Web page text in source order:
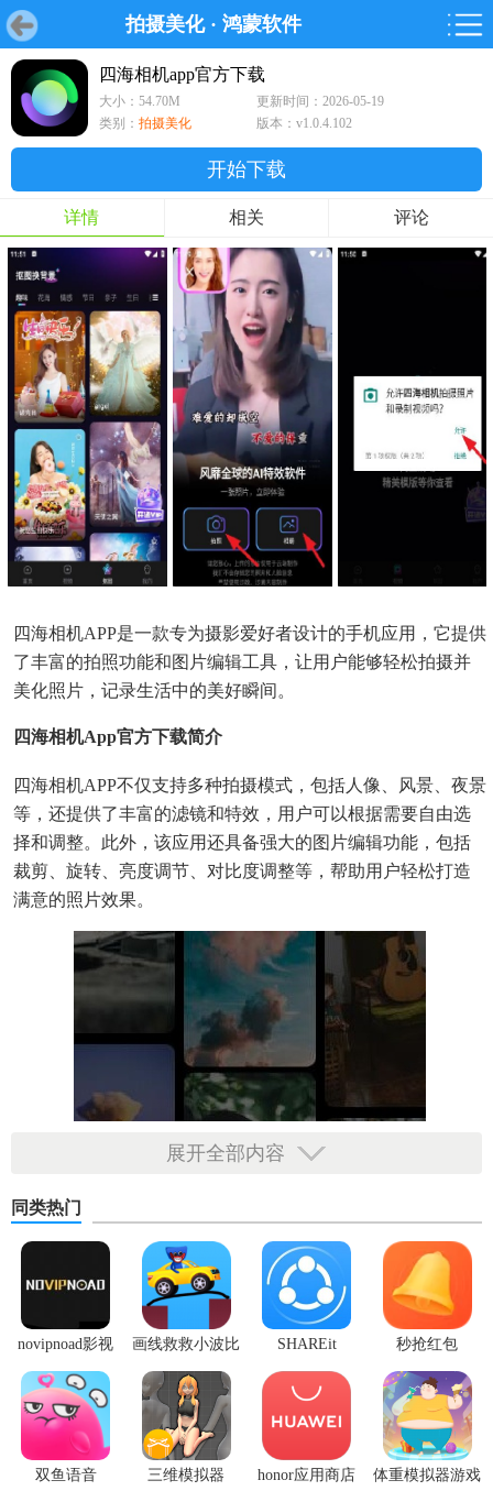
拍摄美化· 鸿蒙软件
首页 游戏 软件 鸿蒙游戏
首页 游戏 软件 鸿蒙
游戏
鸿蒙
软件
专题
四海相机app官方下载
大小：54.70M
更新时间：2026-05-19
类别： 拍摄美化 版本：v1.0.4.102
开始下载
详情 相关 评论
四海相机APP是一款专为摄影爱好者设计的手机应用，它提供
了丰富的拍照功能和图片编辑工具，让用户能够轻松拍摄并
美化照片，记录生活中的美好瞬间。
四海相机app官方下载简介
四海相机APP不仅支持多种拍摄模式，包括人像、风景、夜景
等，还提供了丰富的滤镜和特效，用户可以根据需要自由选
择和调整。此外，该应用还具备强大的图片编辑功能，包括
裁剪、旋转、亮度调节、对比度调整等，帮助用户轻松打造
满意的照片效果。
展开全部内容
同类热门
novipnoad影视
平台手机版
画线救救小波比
最新版
SHAREit
秒抢红包
app2.7.3
双鱼语音
三维模拟器
honor应用商店 体重模拟器游戏